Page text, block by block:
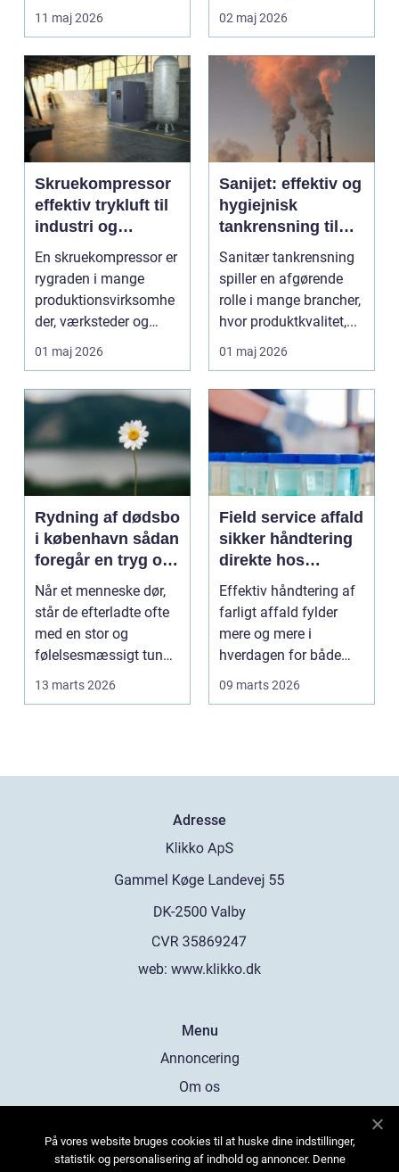
11 maj 2026
lettere. I stedet for at
bruge we...
02 maj 2026
Skruekompressor
effektiv trykluft til
industri og
værksted
En skruekompressor er
rygraden i mange
produktionsvirksomhe
der, værksteder og
autohuse. Den leverer
01 maj 2026
Sanijet: effektiv og
hygiejnisk
tankrensning til
krævende
industrier
Sanitær tankrensning
spiller en afgørende
rolle i mange brancher,
hvor produktkvalitet,...
01 maj 2026
Rydning af dødsbo
i københavn sådan
foregår en tryg og
effektiv proces
Når et menneske dør,
står de efterladte ofte
med en stor og
følelsesmæssigt tung
opgave: at få rydde...
13 marts 2026
Field service affald
sikker håndtering
direkte hos
virksomheden
Effektiv håndtering af
farligt affald fylder
mere og mere i
hverdagen for både
produktionsvirksomhe
09 marts 2026
Adresse
web: www.klikko.dk
Menu
Annoncering
Om os
Kontakt os
På vores website bruges cookies til at huske dine indstillinger,
statistik og personalisering af indhold og annoncer. Denne